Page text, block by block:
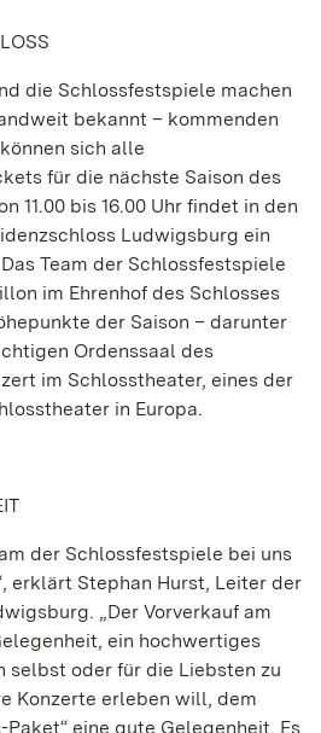
die Schlossfestspiele machen
bekannt – kommenden
sich alle
für die nächste Saison des
11.00 bis 16.00 Uhr findet in den
Ludwigsburg ein
Team der Schlossfestspiele
im Ehrenhof des Schlosses
der Saison – darunter
Ordenssaal des
im Schlosstheater, eines der
in Europa.
der Schlossfestspiele bei uns
erklärt Stephan Hurst, Leiter der
„Der Vorverkauf am
ein hochwertiges
selbst oder für die Liebsten zu
Konzerte erleben will, dem
eine gute Gelegenheit. Es